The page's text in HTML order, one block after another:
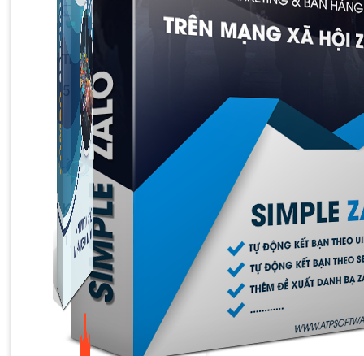
Thủ Thuật Facebook
536 bài viết
Kiếm Tiền MMO
1,422 bài viết